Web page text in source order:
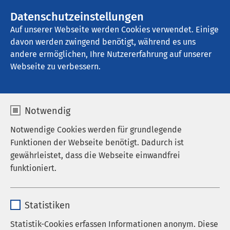
Datenschutzeinstellungen
Auf unserer Webseite werden Cookies verwendet. Einige
davon werden zwingend benötigt, während es uns
andere ermöglichen, Ihre Nutzererfahrung auf unserer
Webseite zu verbessern.
Notwendig
Notwendige Cookies werden für grundlegende
Funktionen der Webseite benötigt. Dadurch ist
gewährleistet, dass die Webseite einwandfrei
funktioniert.
Anbieter sgalinski
Statistiken
Statistik-Cookies erfassen Informationen anonym. Diese
AMEOS Klinikum Heiligenhafen
Krankenhausleitung